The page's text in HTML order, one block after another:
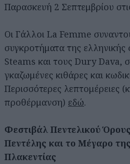
Παρασκευή 2 Σεπτεμβρίου
Οι Γάλλοι La Femme
συγκροτήματα της
Steams και τους Dury Dava,
γκαζωμένες κιθάρες και
Περισσότερες λεπτομέρειες
προθέρμανση) εδώ.
Φεστιβάλ Πεντελικού
Πεντέλης και το Μέγαρο
Πλακεντίας